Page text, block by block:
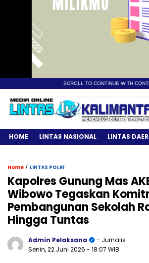
SCROLL TO CONTINUE WITH
HOME LINTAS NASIONAL LINTAS
Home / LINTAS POLRI
Kapolres Gunung Mas
Wibowo Tegaskan
Pembangunan Sekolah
Hingga Tuntas
Admin Pelaksana
- Jurnalis
Senin, 22 Juni 2026 - 18:07 WIB